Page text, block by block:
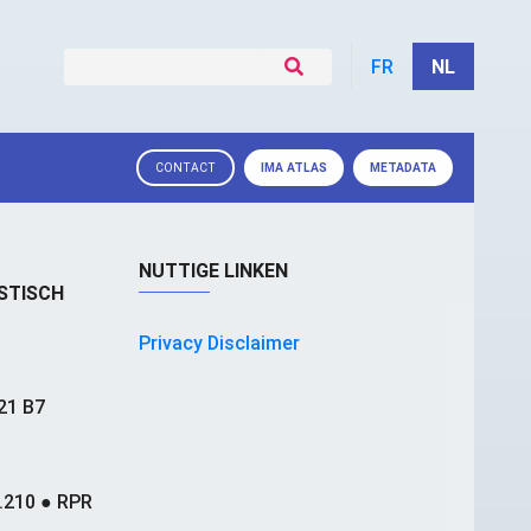
FR NL
CONTACT IMA ATLAS METADATA
B7
● RPR
NUTTIGE LINKEN
Privacy Disclaimer